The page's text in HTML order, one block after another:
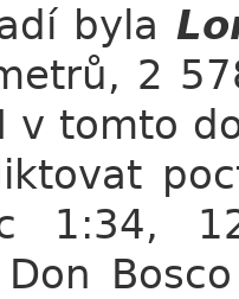
byla
2
v tomto
1:34,